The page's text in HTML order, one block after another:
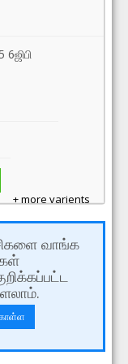
+ more varients
வாங்க